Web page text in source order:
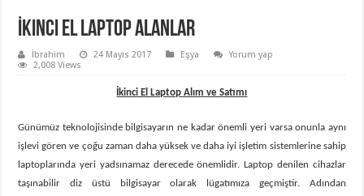
İkinci El Laptop Alanlar
İbrahim 24 Mayıs 2017 Eşya
Yorum yap
2,008 Views
İkinci El Laptop Alım ve Satımı
Günümüz teknolojisinde bilgisayarın ne kadar önemli yeri varsa onunla aynı
işlevi gören ve çoğu zaman daha yüksek ve daha iyi işletim sistemlerine sahip
laptoplarında yeri yadsınamaz derecede önemlidir. Laptop denilen cihazlar
taşınabilir diz üstü bilgisayar olarak lügatımıza geçmiştir. Adından